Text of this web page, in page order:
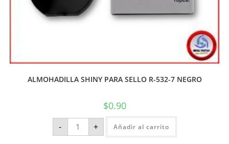
ALMOHADILLA SHINY PARA SELLO R-532-7 NEGRO
$0.90
- + Añadir al carrito